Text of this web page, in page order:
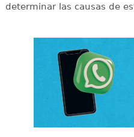
determinar las causas de